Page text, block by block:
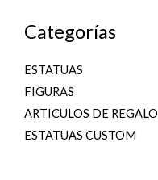
Categorías
ESTATUAS
FIGURAS
ARTICULOS DE REGALO
ESTATUAS CUSTOM